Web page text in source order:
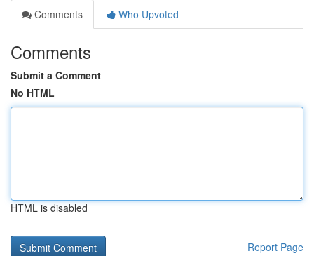
Comments
Who Upvoted
Comments
Submit a Comment
No HTML
HTML is disabled
Report Page